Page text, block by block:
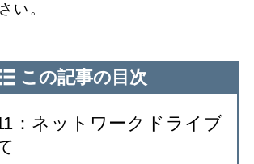
い。
この記事の目次
：ネットワークドライブ